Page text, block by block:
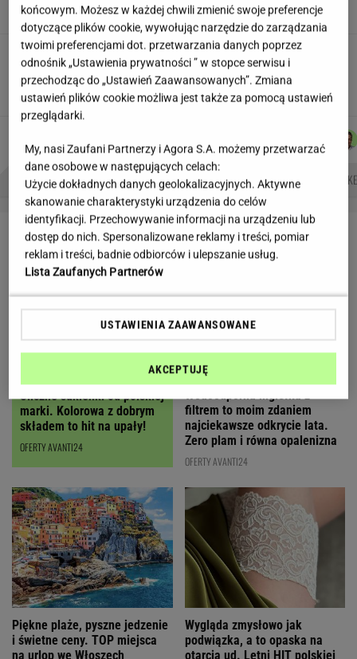
SUBSKRYPCJA
Płacą absurdalny podatek. Ministerstwo
prawa nie zmieni
MATERIAŁ PROMOCYJNY
KUCHARCZYK
JACHIMIAK
NOWAK
MAIKOWSKI
NAJWIĘKSZA JASKINIA ŚWIATA BIAŁE LINIE NA SWOICH OKNACH ATAK
LETNIE OKAZJE
Śliczne sukienki od polskiej
marki. Kolorowa z dobrym
składem to hit na upały!
OFERTY AVANTI24
Wodoodporna mgiełka z
filtrem to moim zdaniem
najciekawsze odkrycie lata.
Zero plam i równa opalenizna
OFERTY AVANTI24
Piękne plaże, pyszne jedzenie
i świetne ceny. TOP miejsca
na urlop we Włoszech
Wygląda zmysłowo jak
podwiązka, a to opaska na
otarcia ud. Letni HIT polskiej
końcowym. Możesz w każdej chwili zmienić swoje preferencje
dotyczące plików cookie, wywołując narzędzie do zarządzania
twoimi preferencjami dot. przetwarzania danych poprzez
odnośnik „Ustawienia prywatności ” w stopce serwisu i
przechodząc do „Ustawień Zaawansowanych”. Zmiana
ustawień plików cookie możliwa jest także za pomocą ustawień
przeglądarki.
My, nasi Zaufani Partnerzy i Agora S.A. możemy przetwarzać
dane osobowe w następujących celach:
Użycie dokładnych danych geolokalizacyjnych. Aktywne
skanowanie charakterystyki urządzenia do celów
identyfikacji. Przechowywanie informacji na urządzeniu lub
dostęp do nich. Spersonalizowane reklamy i treści, pomiar
reklam i treści, badnie odbiorców i ulepszanie usług.
Lista Zaufanych Partnerów
USTAWIENIA ZAAWANSOWANE
AKCEPTUJĘ